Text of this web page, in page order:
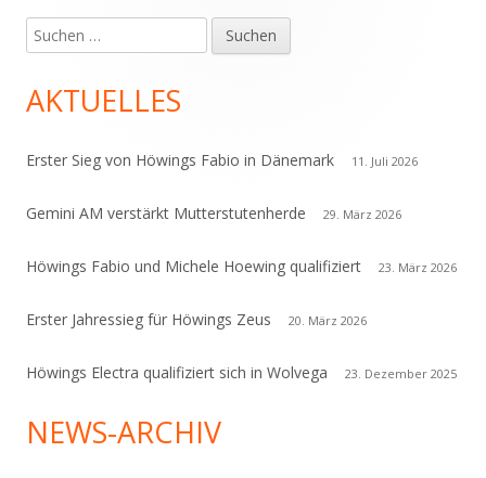
Haupt-
Seitenleiste
Suchen
nach:
AKTUELLES
Erster Sieg von Höwings Fabio in Dänemark 11. Juli 2026
Gemini AM verstärkt Mutterstutenherde 29. März 2026
Höwings Fabio und Michele Hoewing qualifiziert 23. März 2026
Erster Jahressieg für Höwings Zeus 20. März 2026
Höwings Electra qualifiziert sich in Wolvega 23. Dezember 2025
NEWS-ARCHIV